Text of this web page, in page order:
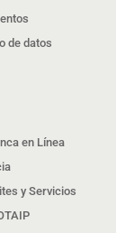
de datos
en Línea
y Servicios